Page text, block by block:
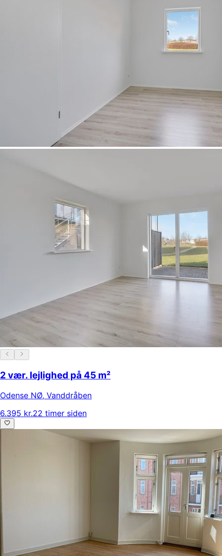
2 vær. lejlighed på 45 m²
Odense NØ, Vanddråben
6.395 kr.22 timer siden